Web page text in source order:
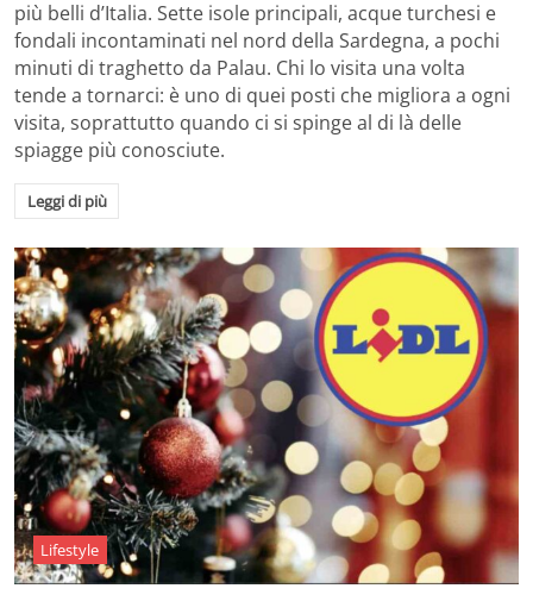
più belli d’Italia. Sette isole principali, acque turchesi e
fondali incontaminati nel nord della Sardegna, a pochi
minuti di traghetto da Palau. Chi lo visita una volta
tende a tornarci: è uno di quei posti che migliora a ogni
visita, soprattutto quando ci si spinge al di là delle
spiagge più conosciute.
Leggi di più
Lifestyle